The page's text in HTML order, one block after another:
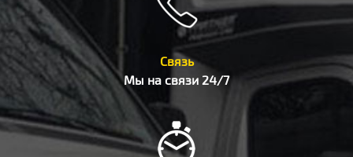
Связь
Мы на связи 24/7